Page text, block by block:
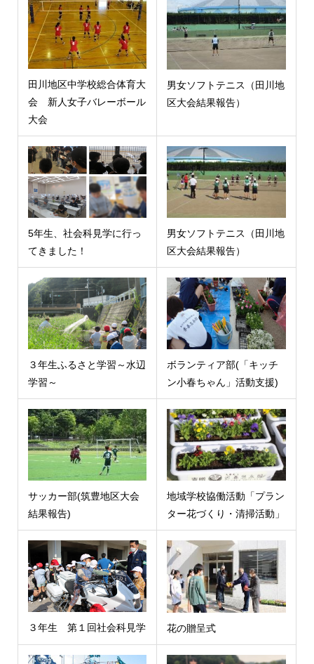
田川地区中学校総合体育大
会 新人女子バレーボール
大会
男女ソフトテニス（田川地
区大会結果報告）
5年生、社会科見学に行っ
てきました！
男女ソフトテニス（田川地
区大会結果報告）
３年生ふるさと学習～水辺
学習～
ボランティア部(「キッチ
ン小春ちゃん」活動支援)
サッカー部(筑豊地区大会
結果報告)
地域学校協働活動「プラン
ター花づくり・清掃活動」
３年生 第１回社会科見学 花の贈呈式